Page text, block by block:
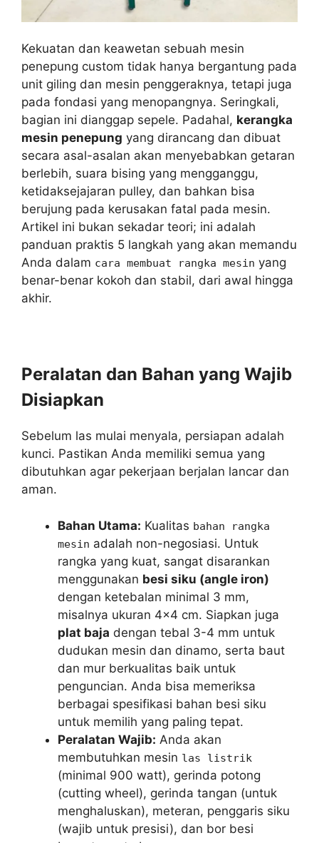
Kekuatan dan keawetan sebuah mesin
penepung custom tidak hanya bergantung pada
unit giling dan mesin penggeraknya, tetapi juga
pada fondasi yang menopangnya. Seringkali,
bagian ini dianggap sepele. Padahal, kerangka
mesin penepung yang dirancang dan dibuat
secara asal-asalan akan menyebabkan getaran
berlebih, suara bising yang mengganggu,
ketidaksejajaran pulley, dan bahkan bisa
berujung pada kerusakan fatal pada mesin.
Artikel ini bukan sekadar teori; ini adalah
panduan praktis 5 langkah yang akan memandu
Anda dalam cara membuat rangka mesin yang
benar-benar kokoh dan stabil, dari awal hingga
akhir.
Peralatan dan Bahan yang Wajib
Disiapkan
Sebelum las mulai menyala, persiapan adalah
kunci. Pastikan Anda memiliki semua yang
dibutuhkan agar pekerjaan berjalan lancar dan
aman.
Bahan Utama: Kualitas bahan rangka
mesin adalah non-negosiasi. Untuk
rangka yang kuat, sangat disarankan
menggunakan besi siku (angle iron)
dengan ketebalan minimal 3 mm,
misalnya ukuran 4×4 cm. Siapkan juga
plat baja dengan tebal 3-4 mm untuk
dudukan mesin dan dinamo, serta baut
dan mur berkualitas baik untuk
penguncian. Anda bisa memeriksa
berbagai spesifikasi bahan besi siku
untuk memilih yang paling tepat.
Peralatan Wajib: Anda akan
membutuhkan mesin las listrik
(minimal 900 watt), gerinda potong
(cutting wheel), gerinda tangan (untuk
menghaluskan), meteran, penggaris siku
(wajib untuk presisi), dan bor besi